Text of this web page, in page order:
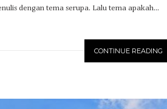
dengan tema serupa. Lalu tema apakah...
CONTINUE READING